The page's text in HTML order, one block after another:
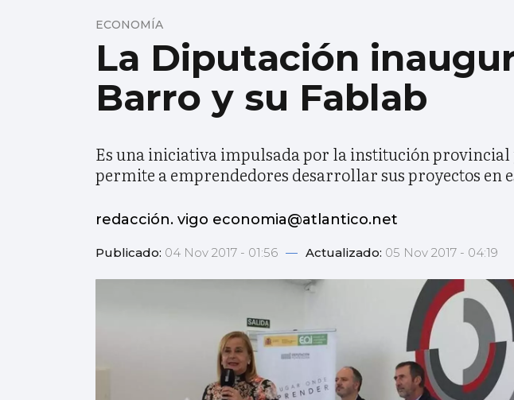
La Diputación
Barro y su Fablab
ECONOMÍA
Es una iniciativa impulsada por la institución
permite a emprendedores desarrollar sus proyectos en
redacción. vigo economia@atlantico.net
Publicado: 04 Nov 2017 - 01:56 — Actualizado: 05 Nov 2017 - 04:19